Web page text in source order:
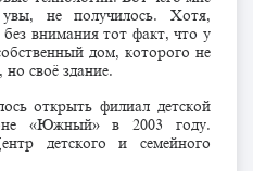
не получилось. Хотя,
без внимания тот факт, что у
дом, которого не
своё здание.
открыть филиал детской
«Южный» в 2003 году.
детского и семейного